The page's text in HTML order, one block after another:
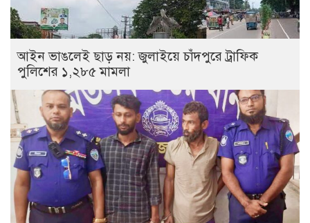
আইন ভাঙলেই ছাড় নয়: জুলাইয়ে চাঁদপুরে ট্রাফিক
পুলিশের ১,২৮৫ মামলা